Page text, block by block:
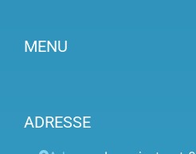
MENU
Tarifs
ADRESSE